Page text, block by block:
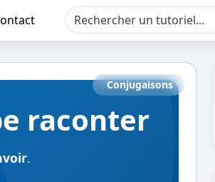
Conjugaisons
raconter
.